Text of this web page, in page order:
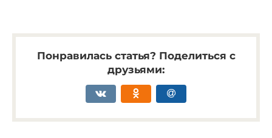
Понравилась статья? Поделиться с
друзьями: